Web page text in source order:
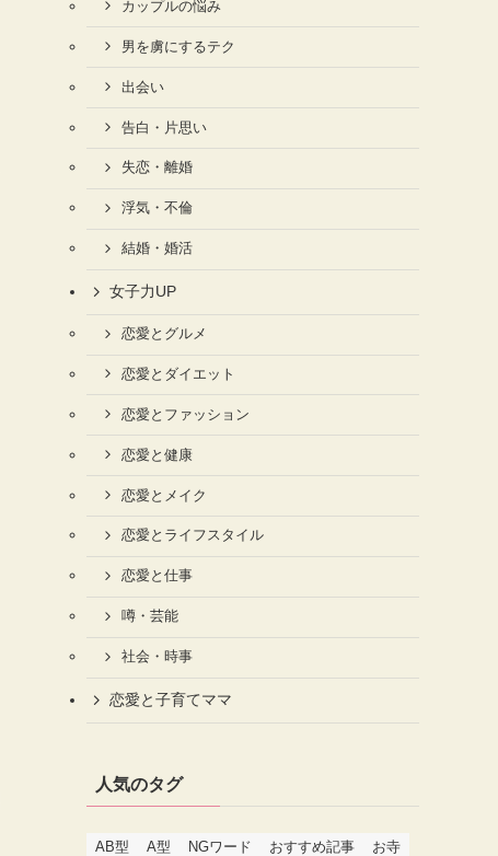
カップルの悩み
男を虜にするテク
出会い
告白・片思い
失恋・離婚
浮気・不倫
結婚・婚活
女子力UP
恋愛とグルメ
恋愛とダイエット
恋愛とファッション
恋愛と健康
恋愛とメイク
恋愛とライフスタイル
恋愛と仕事
噂・芸能
社会・時事
恋愛と子育てママ
人気のタグ
AB型 A型 NGワード おすすめ記事
お寺